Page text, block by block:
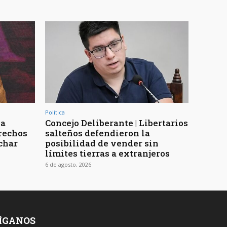
Política
Concejo Deliberante | Libertarios
salteños defendieron la
posibilidad de vender sin
límites tierras a extranjeros
6 de agosto, 2026